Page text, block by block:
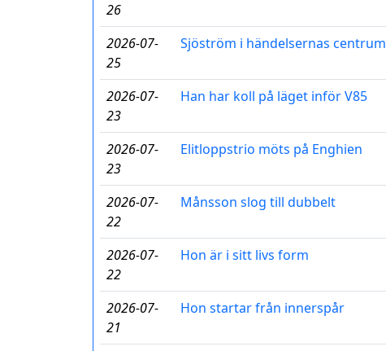
26
2026-07-
25
Sjöström i händelsernas centrum
2026-07-
23
Han har koll på läget inför V85
2026-07-
23
Elitloppstrio möts på Enghien
2026-07-
22
Månsson slog till dubbelt
2026-07-
22
Hon är i sitt livs form
2026-07-
21
Hon startar från innerspår